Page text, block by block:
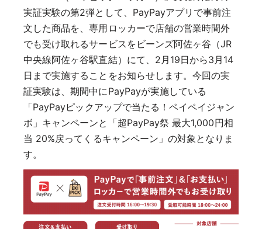
実証実験の第2弾として、PayPayアプリで事前注
文した商品を、専用ロッカーで店舗の営業時間外
でも受け取れるサービスをビーンズ阿佐ヶ谷（JR
中央線阿佐ヶ谷駅直結）にて、2月19日から3月14
日まで実施することをお知らせします。今回の実
証実験は、期間中にPayPayが実施している
「PayPayピックアップで当たる！ペイペイジャン
ボ」キャンペーンと「超PayPay祭 最大1,000円相
当 20%戻ってくるキャンペーン」の対象となりま
す。